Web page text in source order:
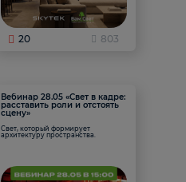
20 803
Вебинар 28.05 «Свет в кадре:
расставить роли и отстоять
сцену»
Свет, который формирует
архитектуру пространства.